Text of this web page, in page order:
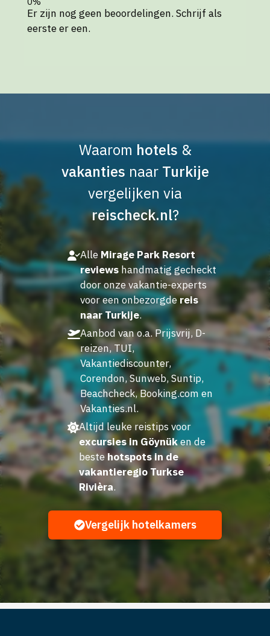
Er zijn nog geen beoordelingen. Schrijf als
eerste er een.
Waarom hotels &
vakanties naar Turkije
vergelijken via
reischeck.nl?
Alle Mirage Park Resort
reviewshandmatig gecheckt
door onze vakantie-experts
voor een onbezorgdereis
naar Turkije.
Aanbod van o.a. Prijsvrij, D-
reizen, TUI,
Vakantiediscounter,
Corendon, Sunweb, Suntip,
Beachcheck, Booking.com en
Vakanties.nl.
Altijd leuke reistips voor
excursies in Göynüken de
bestehotspots in de
vakantieregio Turkse
Rivièra.
Vergelijk hotelkamers